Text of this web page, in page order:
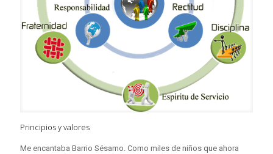
Principios y valores
Me encantaba Barrio Sésamo. Como miles de niños que ahora